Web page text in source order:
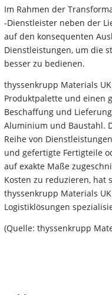
Im Rahmen der
-Dienstleister neben der
auf den konsequenten
Dienstleistungen, um die
besser zu bedienen.
thyssenkrupp Materials
Produktpalette und einen
Beschaffung und
Aluminium und Baustahl.
Reihe von
und gefertigte Fertigteile
auf exakte Maße
Kosten zu reduzieren, hat
thyssenkrupp Materials
Logistiklösungen
(Quelle: thyssenkrupp